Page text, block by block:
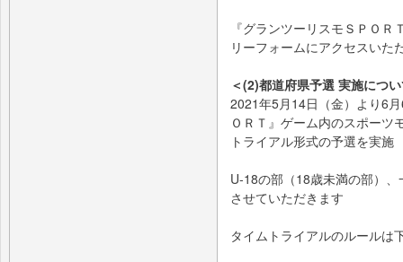
『グランツーリスモＳＰＯ
リーフォームにアクセスいた
＜(2)都道府県予選 実施につ
2021年5月14日（金）より6
ＯＲＴ』ゲーム内のスポーツ
トライアル形式の予選を実施
U-18の部（18歳未満の部）
させていただきます
タイムトライアルのルールは